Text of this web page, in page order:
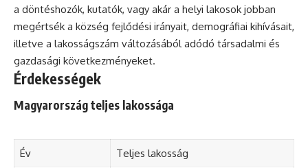
a döntéshozók, kutatók, vagy akár a helyi lakosok jobban
megértsék a község fejlődési irányait, demográfiai kihívásait,
illetve a lakosságszám változásából adódó társadalmi és
gazdasági következményeket.
Érdekességek
Magyarország teljes lakossága
Év Teljes lakosság